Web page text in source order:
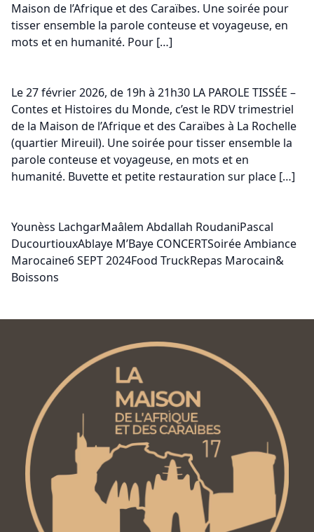
Maison de l’Afrique et des Caraïbes. Une soirée pour
tisser ensemble la parole conteuse et voyageuse, en
mots et en humanité. Pour […]
Le 27 février 2026, de 19h à 21h30 LA PAROLE TISSÉE –
Contes et Histoires du Monde, c’est le RDV trimestriel
de la Maison de l’Afrique et des Caraïbes à La Rochelle
(quartier Mireuil). Une soirée pour tisser ensemble la
parole conteuse et voyageuse, en mots et en
humanité. Buvette et petite restauration sur place […]
Younèss LachgarMaâlem Abdallah RoudaniPascal
DucourtiouxAblaye M’Baye CONCERTSoirée Ambiance
Marocaine6 SEPT 2024Food TruckRepas Marocain&
Boissons